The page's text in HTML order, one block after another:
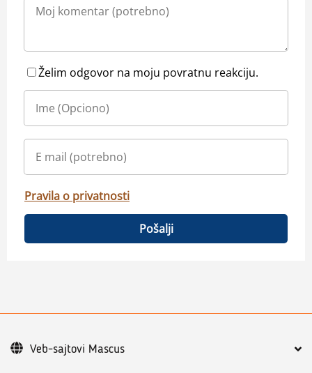
Želim odgovor na moju povratnu reakciju.
Pravila o privatnosti
Pošalji
Veb-sajtovi Mascus